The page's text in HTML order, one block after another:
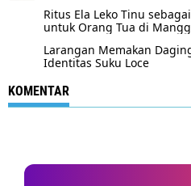
Ritus Ela Leko Tinu
untuk Orang Tua di
Larangan Memakan
Identitas Suku Loce
KOMENTAR